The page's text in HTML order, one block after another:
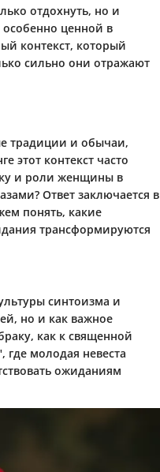
отдохнуть, но и
особенно ценной в
контекст, который
сильно они отражают
традиции и обычаи,
этот контекст часто
и роли женщины в
Ответ заключается в
понять, какие
трансформируются
синтоизма и
но и как важное
как к священной
где молодая невеста
ожиданиям